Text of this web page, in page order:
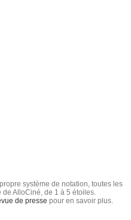
système de notation, toutes les
AlloCiné, de 1 à 5 étoiles.
de presse pour en savoir plus.